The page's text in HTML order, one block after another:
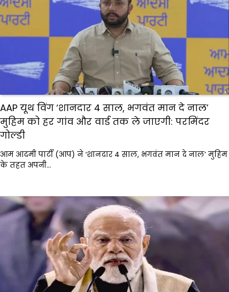
AAP यूथ विंग ‘शानदार 4 साल, भगवंत मान दे नाल’
मुहिम को हर गांव और वार्ड तक ले जाएगी: परमिंदर
गोल्डी
आम आदमी पार्टी (आप) ने ‘शानदार 4 साल, भगवंत मान दे नाल’ मुहिम
के तहत अपनी…